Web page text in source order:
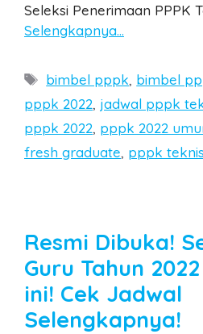
Seleksi Penerimaan PPPK
Selengkapnya…
Tags
bimbel pppk, bimbel
pppk 2022, jadwal pppk
pppk 2022, pppk 2022
fresh graduate, pppk teknis
Resmi Dibuka!
Guru Tahun
ini! Cek Jadwal
Selengkapnya!